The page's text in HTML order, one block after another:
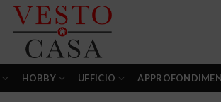
HOBBY UFFICIO